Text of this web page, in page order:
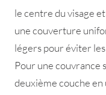
le centre du visage
une couverture
légers pour éviter
Pour une couvrance
deuxième couche